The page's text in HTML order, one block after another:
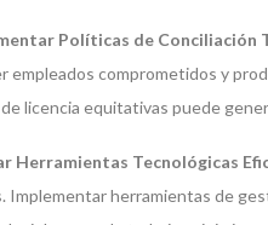
Políticas de Conciliación
empleados comprometidos y
licencia equitativas puede
Herramientas Tecnológicas
Implementar herramientas de